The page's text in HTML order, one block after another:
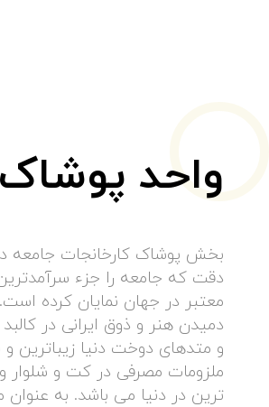
واحد پوشاک
بخش پوشاک کارخانجات جامعه
دقت که جامعه را جزء سرآمدترین
معتبر در جهان نمایان کرده
دمیدن هنر و ذوق ایرانی در
و متدهای دوخت دنیا زیباترین و
ملزومات مصرفی در کت و شلوار و
ترین در دنیا می باشد. به